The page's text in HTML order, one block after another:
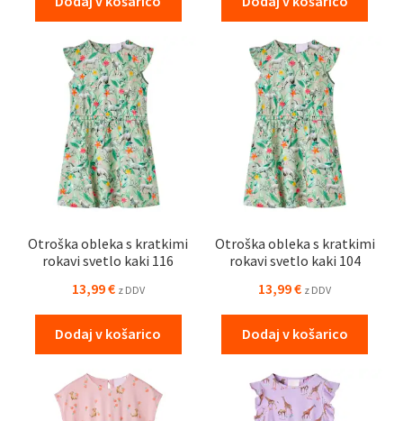
Otroška obleka s kratkimi
rokavi svetlo kaki 116
13,99€ z DDV
Dodaj v košarico
Otroška obleka s kratkimi
rokavi svetlo kaki 104
13,99€ z DDV
Dodaj v košarico